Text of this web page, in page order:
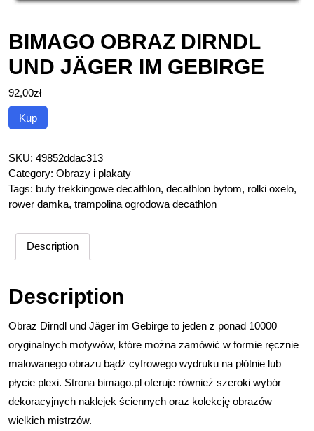
BIMAGO OBRAZ DIRNDL
UND JÄGER IM GEBIRGE
92,00zł
Kup
SKU: 49852ddac313
Category: Obrazy i plakaty
Tags: buty trekkingowe decathlon, decathlon bytom, rolki oxelo,
rower damka, trampolina ogrodowa decathlon
Description
Description
Obraz Dirndl und Jäger im Gebirge to jeden z ponad 10000
oryginalnych motywów, które można zamówić w formie ręcznie
malowanego obrazu bądź cyfrowego wydruku na płótnie lub
płycie plexi. Strona bimago.pl oferuje również szeroki wybór
dekoracyjnych naklejek ściennych oraz kolekcję obrazów
wielkich mistrzów.